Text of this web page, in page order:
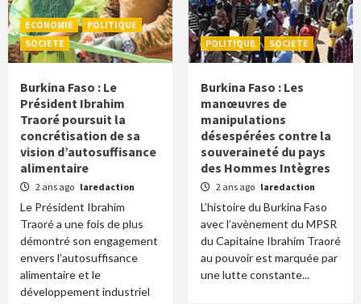
ECONOMIE
POLITIQUE
SOCIETE
Burkina Faso : Le
Président Ibrahim
Traoré poursuit la
concrétisation de sa
vision d’autosuffisance
alimentaire
2 ans ago laredaction
Le Président Ibrahim
Traoré a une fois de plus
démontré son engagement
envers l’autosuffisance
alimentaire et le
développement industriel
POLITIQUE SOCIETE
Burkina Faso : Les
manœuvres de
manipulations
désespérées contre la
souveraineté du pays
des Hommes Intègres
2 ans ago laredaction
L’histoire du Burkina Faso
avec l’avènement du MPSR
du Capitaine Ibrahim Traoré
au pouvoir est marquée par
une lutte constante...